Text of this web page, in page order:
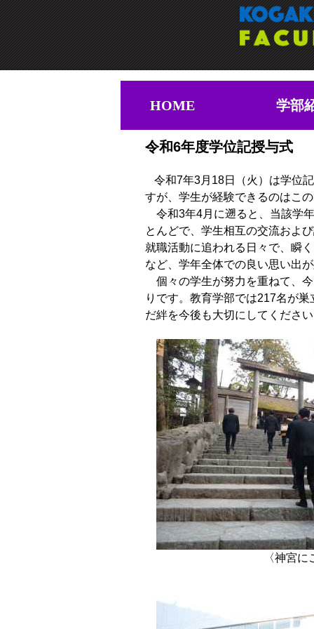
HOME 学部
令和6年度学位記授与式
令和7年3月18日（火）は学位
すが、学生が経験できるのはこ
令和3年4月に遡ると、当該学
とんどで、学生相互の交流およ
就職活動に追われる日々で、瞬
など、学年全体での良い思い出
個々の学生が努力を重ねて、
りです。教育学部では217名が
だ絆を今後も大切にしてくださ
〈神宮に